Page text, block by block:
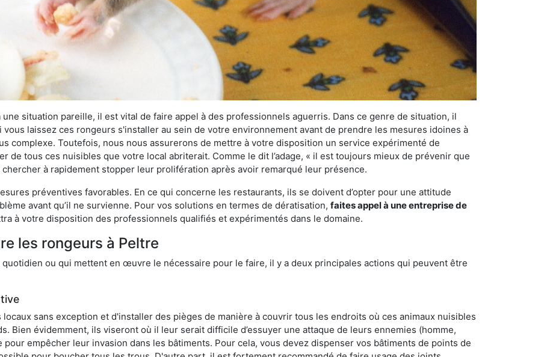
situation pareille, il est vital de faire appel à des professionnels aguerris. Dans ce genre de situation, il
laissez ces rongeurs s'installer au sein de votre environnement avant de prendre les mesures idoines à
complexe. Toutefois, nous nous assurerons de mettre à votre disposition un service expérimenté de
de tous ces nuisibles que votre local abriterait. Comme le dit l’adage, « il est toujours mieux de prévenir que
à rapidement stopper leur prolifération après avoir remarqué leur présence.
préventives favorables. En ce qui concerne les restaurants, ils se doivent d’opter pour une attitude
avant qu’il ne survienne. Pour vos solutions en termes de dératisation, faites appel à une entreprise de
à votre disposition des professionnels qualifiés et expérimentés dans le domaine.
les rongeurs à Peltre
ou qui mettent en œuvre le nécessaire pour le faire, il y a deux principales actions qui peuvent être
sans exception et d'installer des pièges de manière à couvrir tous les endroits où ces animaux nuisibles
Bien évidemment, ils viseront où il leur serait difficile d’essuyer une attaque de leurs ennemies (homme,
empêcher leur invasion dans les bâtiments. Pour cela, vous devez dispenser vos bâtiments de points de